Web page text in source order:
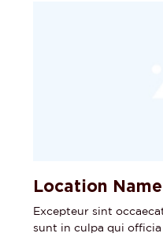
Location Name
Excepteur sint
sunt in culpa qui